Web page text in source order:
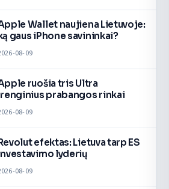
Wallet naujiena Lietuvoje:
gaus iPhone savininkai?
08-09
ruošia tris Ultra
prabangos rinkai
08-09
efektas: Lietuva tarp ES
lyderių
08-09